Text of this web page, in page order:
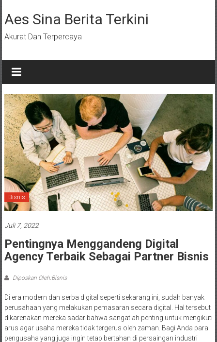
ke
konten
Aes Sina Berita Terkini
Akurat Dan Terpercaya
Bisnis
Juli 7, 2022
Pentingnya Menggandeng Digital
Agency Terbaik Sebagai Partner Bisnis
Diposkan Oleh:Bisnis
Di era modern dan serba digital seperti sekarang ini, sudah banyak
perusahaan yang melakukan pemasaran secara digital. Hal tersebut
dikarenakan mereka sadar bahwa sangatlah penting untuk mengikuti
arus agar usaha mereka tidak tergerus oleh zaman. Bagi Anda para
pengusaha yang juga ingin tetap bertahan di persaingan industri